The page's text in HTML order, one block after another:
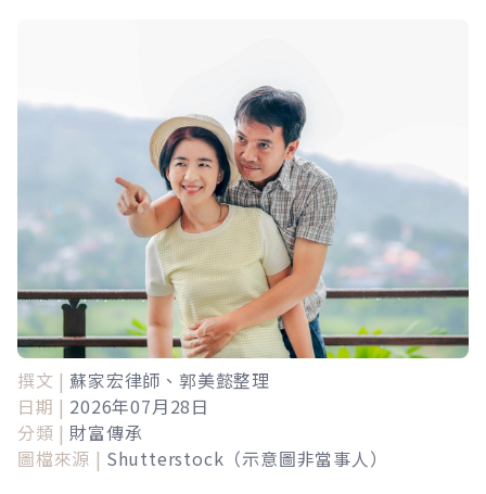
撰文 | 蘇家宏律師、郭美懿整理
日期 | 2026年07月28日
分類 | 財富傳承
圖檔來源 | Shutterstock（示意圖非當事人）